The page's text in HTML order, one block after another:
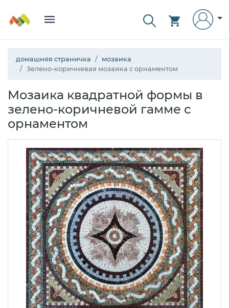
домашняя страничка
мозаика
Зелено-коричневая мозаика с орнаментом
Мозаика квадратной формы в
зелено-коричневой гамме с
орнаментом